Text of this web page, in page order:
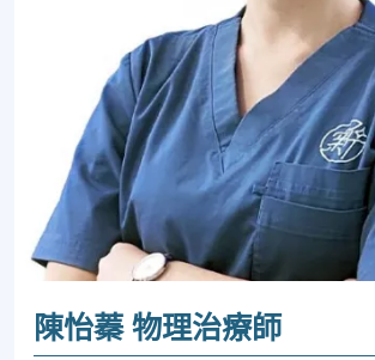
陳怡蓁 物理治療師